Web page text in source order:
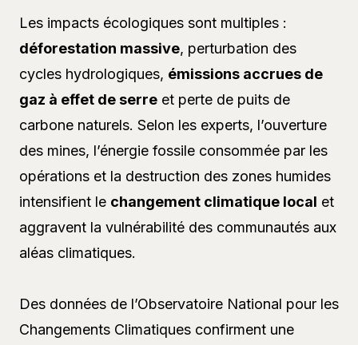
Les impacts écologiques sont multiples :
déforestation massive, perturbation des
cycles hydrologiques, émissions accrues de
gaz à effet de serre et perte de puits de
carbone naturels. Selon les experts, l’ouverture
des mines, l’énergie fossile consommée par les
opérations et la destruction des zones humides
intensifient le changement climatique local et
aggravent la vulnérabilité des communautés aux
aléas climatiques.
Des données de l’Observatoire National pour les
Changements Climatiques confirment une